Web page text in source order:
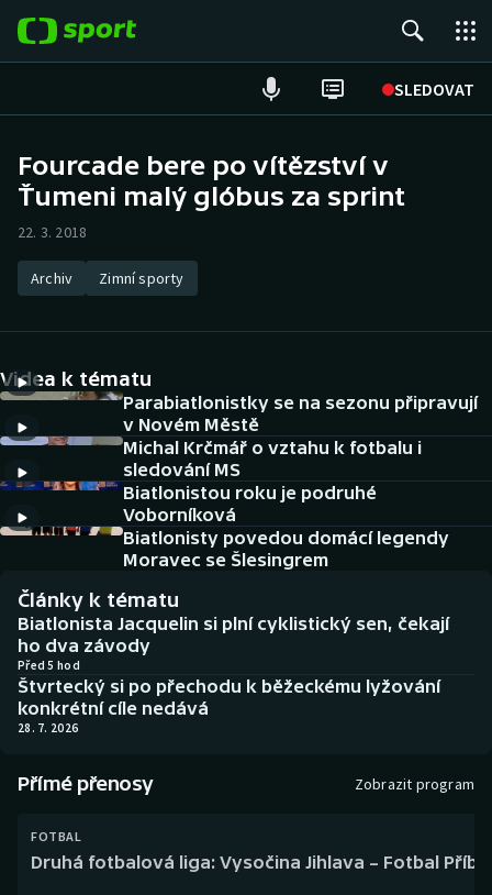
SLEDOVAT
Hokej
Atletika
DALŠÍ SPORTY
Americký fotbal
Baseball a softbal
Biatlon
Boby a skeleton
Box
Curling
NEPŘEHLÉDNĚTE
Historické návraty
Aplikace ČT sport
AZ kvíz
Fourcade bere po vítězství v
Ťumeni malý glóbus za sprint
22. 3. 2018
Archiv Zimní sporty
Videa k tématu
Parabiatlonistky se na sezonu připravují
v Novém Městě
Michal Krčmář o vztahu k fotbalu i
sledování MS
Biatlonistou roku je podruhé
Voborníková
Biatlonisty povedou domácí legendy
Moravec se Šlesingrem
Články k tématu
Biatlonista Jacquelin si plní cyklistický sen, čekají
ho dva závody
Před 5 hod
Štvrtecký si po přechodu k běžeckému lyžování
konkrétní cíle nedává
28. 7. 2026
Přímé přenosy Zobrazit program
FOTBAL
Druhá fotbalová liga: Vysočina Jihlava – Fotbal